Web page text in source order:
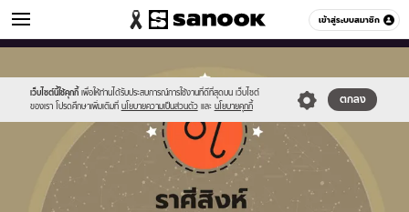
เข้าสู่ระบบสมาชิก
ดูดวง หมวดอื่นๆ
เว็บไซต์นี้ใช้คุกกี้ เพื่อให้ท่านได้รับประสบการณ์การใช้งานที่ดีที่สุดบน เว็บไซต์
ของเรา โปรดศึกษาเพิ่มเติมที่ นโยบายความเป็นส่วนตัว และ นโยบายคุกกี้
ตกลง
new-
sanook.png
horoscope-
leo_zodiac.jpg